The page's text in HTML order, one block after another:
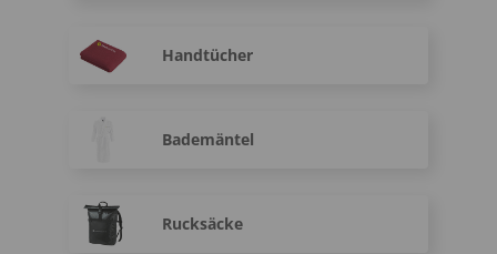
Handtücher
Bademäntel
Rucksäcke